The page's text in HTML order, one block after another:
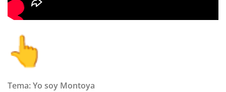
Tema: Yo soy Montoya